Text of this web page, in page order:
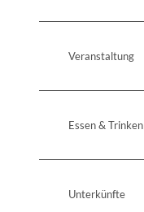
Veranstaltung
Essen & Trinken
Unterkünfte